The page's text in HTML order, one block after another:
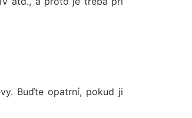
Buďte opatrní, pokud ji